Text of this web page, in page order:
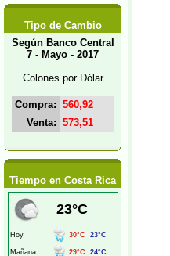
Tipo de Cambio
Según Banco Central
7 - Mayo - 2017
Colones por Dólar
Compra: 560,92
Venta: 573,51
Tiempo en Costa Rica